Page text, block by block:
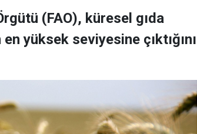
(FAO), küresel gıda
yüksek seviyesine çıktığını